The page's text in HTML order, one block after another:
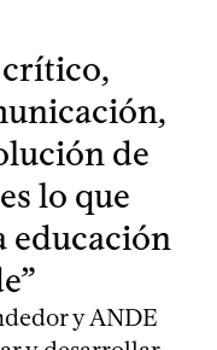
crítico,
de
lo que
educación
y ANDE